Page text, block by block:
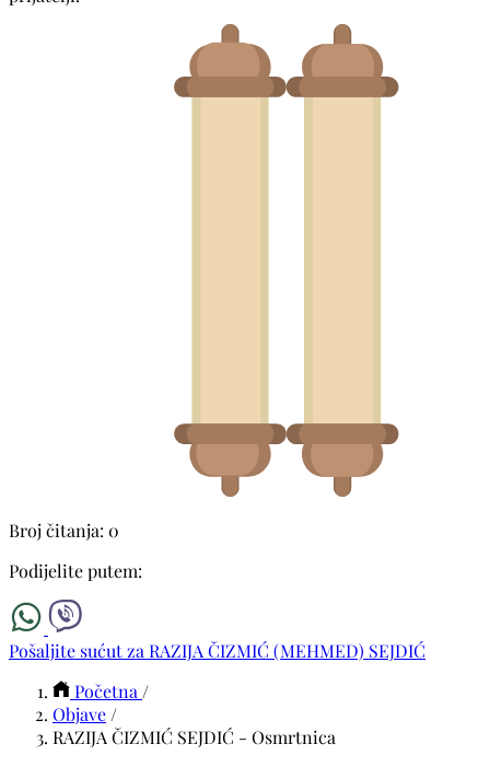
Broj čitanja: 0
Podijelite putem:
Pošaljite sućut za RAZIJA ČIZMIĆ (MEHMED) SEJDIĆ
Početna /
Objave /
RAZIJA ČIZMIĆ SEJDIĆ - Osmrtnica